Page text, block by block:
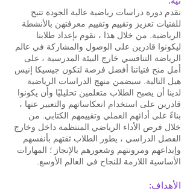
نقدم دورة دراسات رياضية عالية الجودة تتيح
للفتيات تعزيز وتقييم وتقييم معرفتهن بالأنشطة
الرياضية. من خلال هذا ، نقوم بإعداد طلابنا
ليكونوا قادرين على الوصول والمشاركة في عالم
الرياضة التنافسي خارج البيئة المدرسية ، على
أمل منح فتياتنا أفضل فرصة لتكون جيسيكا إنيس
هيل التالية. سيضمن منهج الدراسات الرياضية
لدينا أن يصبح الطلاب متعلمين تحليليًا وأن يكونوا
قادرين على استخدام انعكاساتهم والتعبير عنها ،
بناءً على أدائهم العملي وتقييمهم الكتابي. من
خلال فرص الأداء الرياضي المنتظمة داخل وخارج
الفصل الدراسي ، يطور الطلاب ثقتهم بأنفسهم
وإبداعهم ومرونتهم وشعورهم بالإنجاز ؛ المهارات
الأساسية اللازمة للنجاح في العالم الأوسع.
الأهداف: